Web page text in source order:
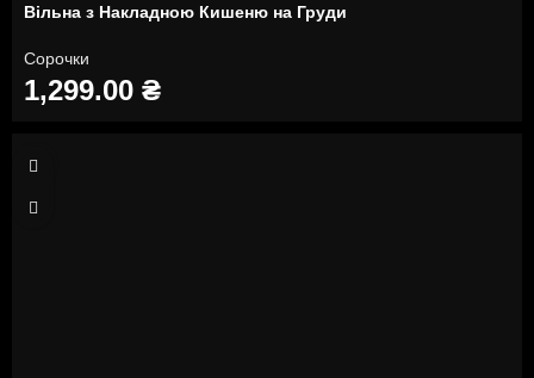
Вільна з Накладною Кишеню на Груди
Сорочки
1,299.00 ₴
M